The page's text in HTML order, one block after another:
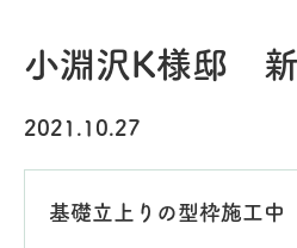
小淵沢K様邸
2021.10.27
基礎立上りの型枠施工中